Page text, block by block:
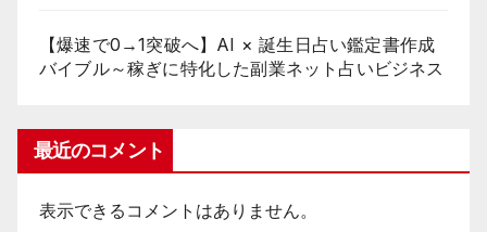
【爆速で0→1突破へ】AI × 誕生日占い鑑定書作成
バイブル～稼ぎに特化した副業ネット占いビジネス
最近のコメント
表示できるコメントはありません。